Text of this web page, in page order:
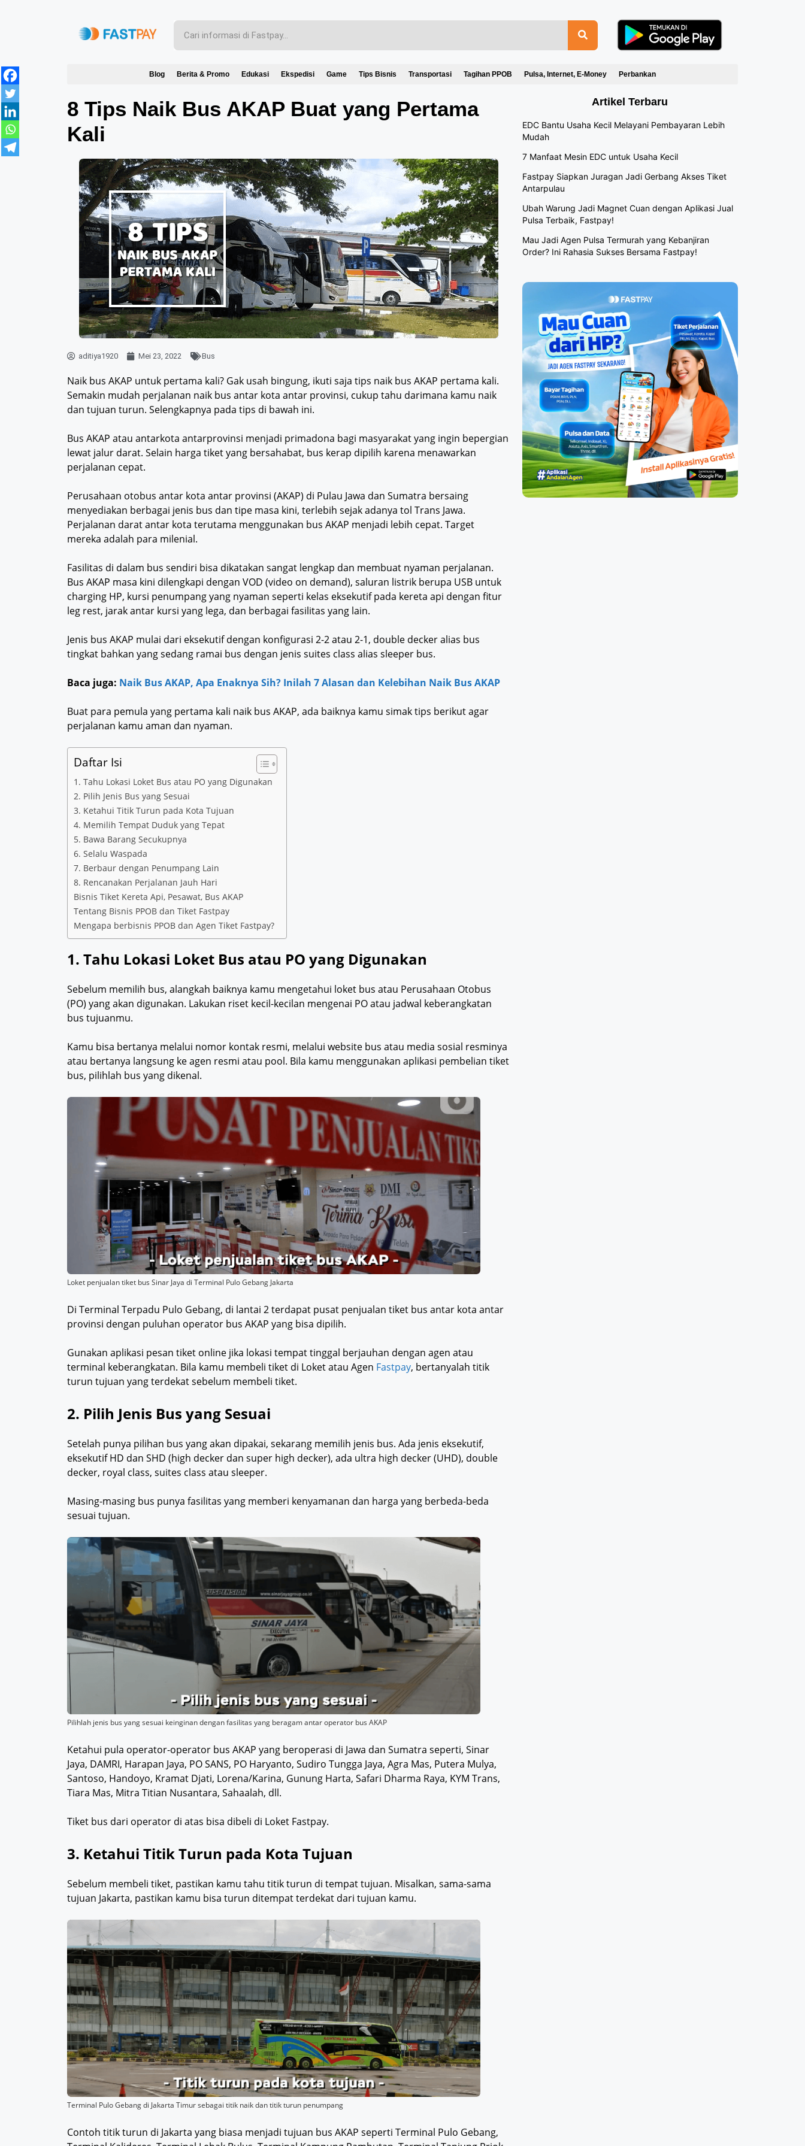
Blog Berita & Promo Edukasi Ekspedisi Game Tips Bisnis Transportasi Tagihan PPOB Pulsa, Internet, E-Money Perbankan
8 Tips Naik Bus AKAP Buat yang Pertama
Kali
aditiya1920 Mei 23, 2022 Bus
Naik bus AKAP untuk pertama kali? Gak usah bingung, ikuti saja tips naik bus AKAP pertama kali.
Semakin mudah perjalanan naik bus antar kota antar provinsi, cukup tahu darimana kamu naik
dan tujuan turun. Selengkapnya pada tips di bawah ini.
Bus AKAP atau antarkota antarprovinsi menjadi primadona bagi masyarakat yang ingin bepergian
lewat jalur darat. Selain harga tiket yang bersahabat, bus kerap dipilih karena menawarkan
perjalanan cepat.
Perusahaan otobus antar kota antar provinsi (AKAP) di Pulau Jawa dan Sumatra bersaing
menyediakan berbagai jenis bus dan tipe masa kini, terlebih sejak adanya tol Trans Jawa.
Perjalanan darat antar kota terutama menggunakan bus AKAP menjadi lebih cepat. Target
mereka adalah para milenial.
Fasilitas di dalam bus sendiri bisa dikatakan sangat lengkap dan membuat nyaman perjalanan.
Bus AKAP masa kini dilengkapi dengan VOD (video on demand), saluran listrik berupa USB untuk
charging HP, kursi penumpang yang nyaman seperti kelas eksekutif pada kereta api dengan fitur
leg rest, jarak antar kursi yang lega, dan berbagai fasilitas yang lain.
Jenis bus AKAP mulai dari eksekutif dengan konfigurasi 2-2 atau 2-1, double decker alias bus
tingkat bahkan yang sedang ramai bus dengan jenis suites class alias sleeper bus.
Baca juga: Naik Bus AKAP, Apa Enaknya Sih? Inilah 7 Alasan dan Kelebihan Naik Bus AKAP
Buat para pemula yang pertama kali naik bus AKAP, ada baiknya kamu simak tips berikut agar
perjalanan kamu aman dan nyaman.
Daftar Isi
1. Tahu Lokasi Loket Bus atau PO yang Digunakan
2. Pilih Jenis Bus yang Sesuai
3. Ketahui Titik Turun pada Kota Tujuan
4. Memilih Tempat Duduk yang Tepat
5. Bawa Barang Secukupnya
6. Selalu Waspada
7. Berbaur dengan Penumpang Lain
8. Rencanakan Perjalanan Jauh Hari
Bisnis Tiket Kereta Api, Pesawat, Bus AKAP
Tentang Bisnis PPOB dan Tiket Fastpay
Mengapa berbisnis PPOB dan Agen Tiket Fastpay?
1. Tahu Lokasi Loket Bus atau PO yang Digunakan
Sebelum memilih bus, alangkah baiknya kamu mengetahui loket bus atau Perusahaan Otobus
(PO) yang akan digunakan. Lakukan riset kecil-kecilan mengenai PO atau jadwal keberangkatan
bus tujuanmu.
Kamu bisa bertanya melalui nomor kontak resmi, melalui website bus atau media sosial resminya
atau bertanya langsung ke agen resmi atau pool. Bila kamu menggunakan aplikasi pembelian tiket
bus, pilihlah bus yang dikenal.
Loket penjualan tiket bus Sinar Jaya di Terminal Pulo Gebang Jakarta
Di Terminal Terpadu Pulo Gebang, di lantai 2 terdapat pusat penjualan tiket bus antar kota antar
provinsi dengan puluhan operator bus AKAP yang bisa dipilih.
Gunakan aplikasi pesan tiket online jika lokasi tempat tinggal berjauhan dengan agen atau
terminal keberangkatan. Bila kamu membeli tiket di Loket atau Agen Fastpay, bertanyalah titik
turun tujuan yang terdekat sebelum membeli tiket.
2. Pilih Jenis Bus yang Sesuai
Setelah punya pilihan bus yang akan dipakai, sekarang memilih jenis bus. Ada jenis eksekutif,
eksekutif HD dan SHD (high decker dan super high decker), ada ultra high decker (UHD), double
decker, royal class, suites class atau sleeper.
Masing-masing bus punya fasilitas yang memberi kenyamanan dan harga yang berbeda-beda
sesuai tujuan.
Pilihlah jenis bus yang sesuai keinginan dengan fasilitas yang beragam antar operator bus AKAP
Ketahui pula operator-operator bus AKAP yang beroperasi di Jawa dan Sumatra seperti, Sinar
Jaya, DAMRI, Harapan Jaya, PO SANS, PO Haryanto, Sudiro Tungga Jaya, Agra Mas, Putera Mulya,
Santoso, Handoyo, Kramat Djati, Lorena/Karina, Gunung Harta, Safari Dharma Raya, KYM Trans,
Tiara Mas, Mitra Titian Nusantara, Sahaalah, dll.
Tiket bus dari operator di atas bisa dibeli di Loket Fastpay.
3. Ketahui Titik Turun pada Kota Tujuan
Sebelum membeli tiket, pastikan kamu tahu titik turun di tempat tujuan. Misalkan, sama-sama
tujuan Jakarta, pastikan kamu bisa turun ditempat terdekat dari tujuan kamu.
Terminal Pulo Gebang di Jakarta Timur sebagai titik naik dan titik turun penumpang
Contoh titik turun di Jakarta yang biasa menjadi tujuan bus AKAP seperti Terminal Pulo Gebang,
Artikel Terbaru
EDC Bantu Usaha Kecil Melayani Pembayaran Lebih
Mudah
7 Manfaat Mesin EDC untuk Usaha Kecil
Fastpay Siapkan Juragan Jadi Gerbang Akses Tiket
Antarpulau
Ubah Warung Jadi Magnet Cuan dengan Aplikasi Jual
Pulsa Terbaik, Fastpay!
Mau Jadi Agen Pulsa Termurah yang Kebanjiran
Order? Ini Rahasia Sukses Bersama Fastpay!